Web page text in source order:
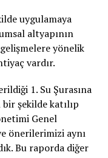
uygulamaya
altyapının
yönelik
vardır.
1. Su Şurasına
şekilde katılıp
Genel
önerilerimizi aynı
Bu raporda diğer